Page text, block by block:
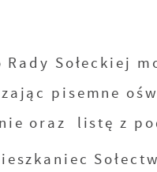
Sołeckiej
pisemne
oraz listę z